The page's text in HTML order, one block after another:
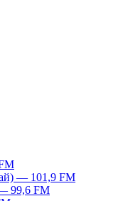
— 101,9 FM
99,6 FM